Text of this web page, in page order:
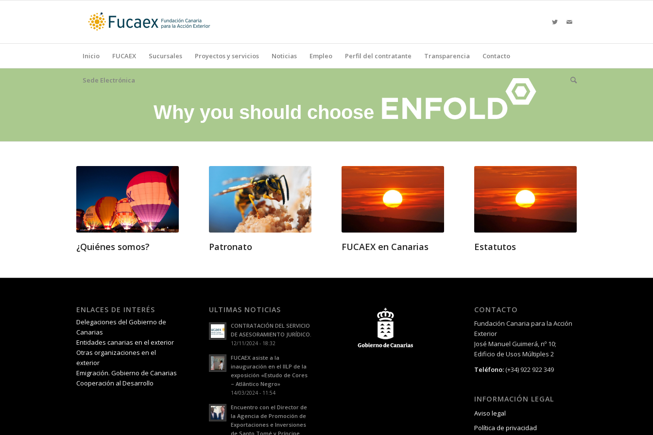
Inicio FUCAEX Sucursales Proyectos y servicios Noticias Empleo Perfil del contratante Transparencia Contacto
Sede Electrónica
Why you should choose
¿Quiénes somos? Patronato FUCAEX en Canarias Estatutos
ENLACES DE INTERÉS
Delegaciones del Gobierno de
Canarias
Entidades canarias en el exterior
Otras organizaciones en el
exterior
Emigración. Gobierno de Canarias
Cooperación al Desarrollo
ULTIMAS NOTICIAS
CONTRATACIÓN DEL SERVICIO
DE ASESORAMIENTO JURÍDICO.
12/11/2024 - 18:32
FUCAEX asiste a la
inauguración en el IILP de la
exposición «Estudo de Cores
– Atlântico Negro»
14/03/2024 - 11:54
Encuentro con el Director de
la Agencia de Promoción de
Exportaciones e Inversiones
de Santo Tomé y Príncipe
CONTACTO
Fundación Canaria para la Acción
Exterior
José Manuel Guimerá, nº 10;
Edificio de Usos Múltiples 2
Teléfono:(+34) 922 922 349
INFORMACIÓN LEGAL
Aviso legal
Política de privacidad